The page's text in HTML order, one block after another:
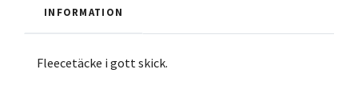
INFORMATION
Fleecetäcke i gott skick.